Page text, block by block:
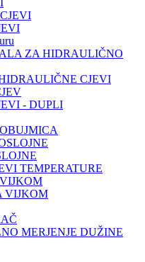
ZA HIDRAULIČNO
CJEVI
- DUPLI
TEMPERATURE
VIJKOM
MERJENJE DUŽINE